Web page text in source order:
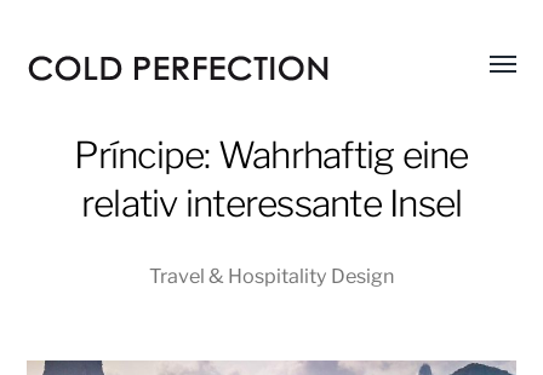
PERFECTION
Menü
Príncipe: Wahrhaftig eine
relativ interessante Insel
Travel & Hospitality Design